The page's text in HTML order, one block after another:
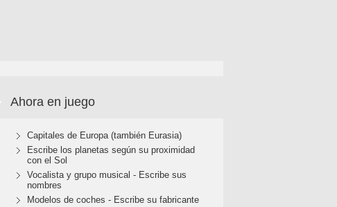
Ahora en juego
Capitales de Europa (también Eurasia)
Escribe los planetas según su proximidad
con el Sol
Vocalista y grupo musical - Escribe sus
nombres
Modelos de coches - Escribe su fabricante